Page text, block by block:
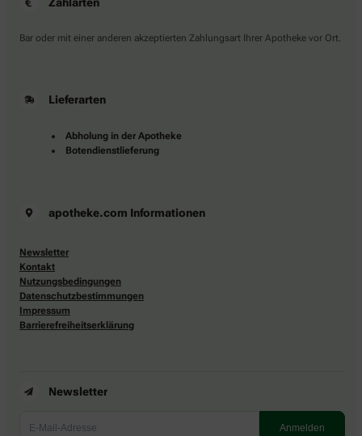
Bar oder mit einer anderen akzeptierten Zahlungsart Ihrer Apotheke vor Ort.
Lieferarten
Abholung in der Apotheke
Botendienstlieferung
apotheke.com Informationen
Newsletter
Kontakt
Nutzungsbedingungen
Datenschutzbestimmungen
Impressum
Barrierefreiheitserklärung
Newsletter